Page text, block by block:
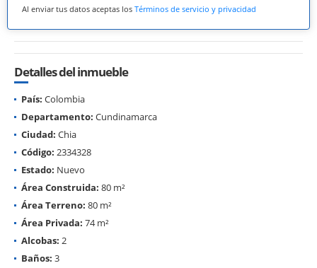
Al enviar tus datos aceptas los Términos de servicio y privacidad
Detalles del inmueble
País: Colombia
Departamento: Cundinamarca
Ciudad: Chia
Código: 2334328
Estado: Nuevo
Área Construida: 80 m²
Área Terreno: 80 m²
Área Privada: 74 m²
Alcobas: 2
Baños: 3